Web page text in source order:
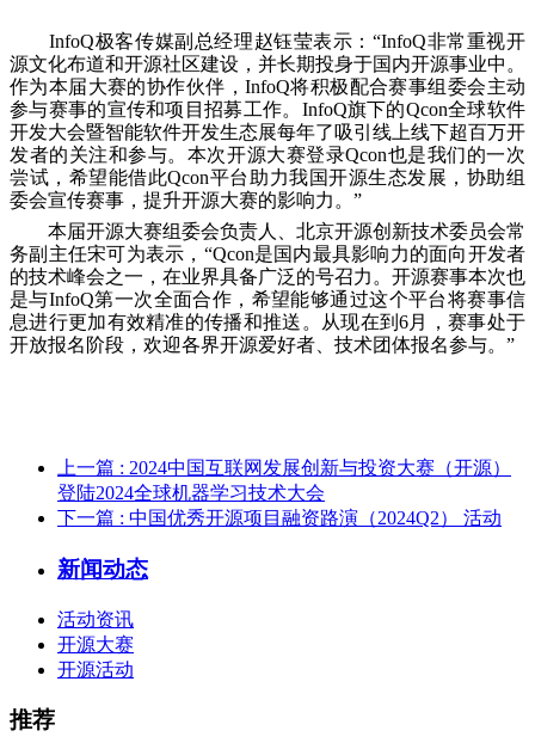
InfoQ极客传媒副总经理赵钰莹表示：“InfoQ非常重视开
源文化布道和开源社区建设，并长期投身于国内开源事业中。
作为本届大赛的协作伙伴，InfoQ将积极配合赛事组委会主动
参与赛事的宣传和项目招募工作。InfoQ旗下的Qcon全球软件
开发大会暨智能软件开发生态展每年了吸引线上线下超百万开
发者的关注和参与。本次开源大赛登录Qcon也是我们的一次
尝试，希望能借此Qcon平台助力我国开源生态发展，协助组
委会宣传赛事，提升开源大赛的影响力。”
本届开源大赛组委会负责人、北京开源创新技术委员会常
务副主任宋可为表示，“Qcon是国内最具影响力的面向开发者
的技术峰会之一，在业界具备广泛的号召力。开源赛事本次也
是与InfoQ第一次全面合作，希望能够通过这个平台将赛事信
息进行更加有效精准的传播和推送。从现在到6月，赛事处于
开放报名阶段，欢迎各界开源爱好者、技术团体报名参与。”
上一篇 : 2024中国互联网发展创新与投资大赛（开源）
登陆2024全球机器学习技术大会
下一篇 : 中国优秀开源项目融资路演（2024Q2） 活动
新闻动态
活动资讯
开源大赛
开源活动
推荐